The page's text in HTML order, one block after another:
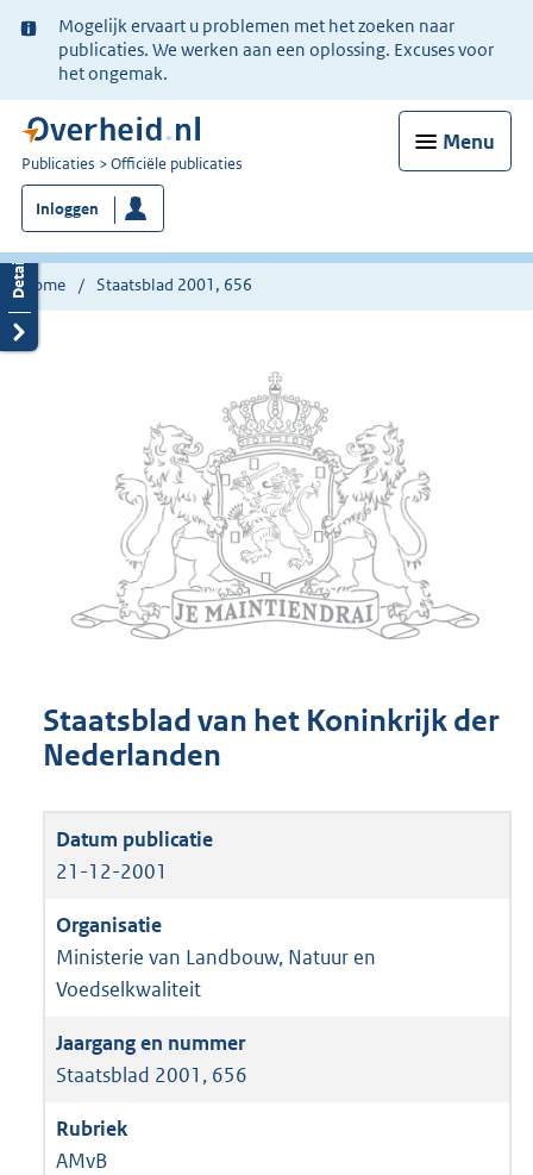
Ter
informatie:
Mogelijk ervaart u problemen met het zoeken naar
publicaties. We werken aan een oplossing. Excuses voor
het ongemak.
Menu
U
bent
nu
hier:
Publicaties Officiële publicaties
Inloggen
Home Staatsblad 2001, 656
Staatsblad van het Koninkrijk der
Nederlanden
21-12-2001
Ministerie van Landbouw, Natuur en
Voedselkwaliteit
Staatsblad 2001, 656
AMvB